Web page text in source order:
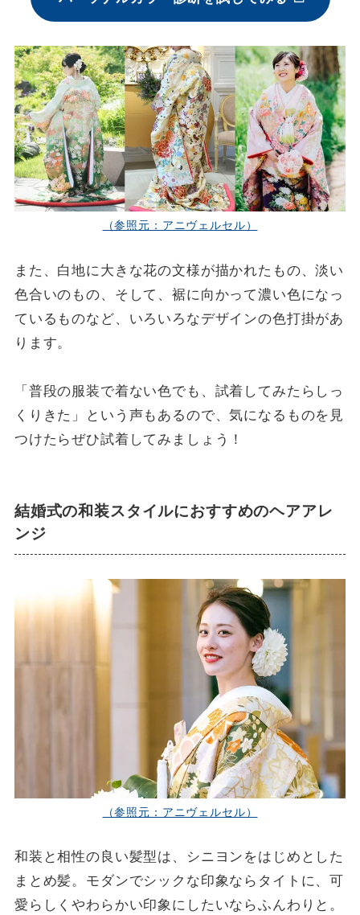
（参照元：アニヴェルセル）
また、白地に大きな花の文様が描かれたもの、淡い
色合いのもの、そして、裾に向かって濃い色になっ
ているものなど、いろいろなデザインの色打掛があ
ります。
「普段の服装で着ない色でも、試着してみたらしっ
くりきた」という声もあるので、気になるものを見
つけたらぜひ試着してみましょう！
結婚式の和装スタイルにおすすめのヘアアレ
ンジ
（参照元：アニヴェルセル）
和装と相性の良い髪型は、シニヨンをはじめとした
まとめ髪。モダンでシックな印象ならタイトに、可
愛らしくやわらかい印象にしたいならふんわりと。